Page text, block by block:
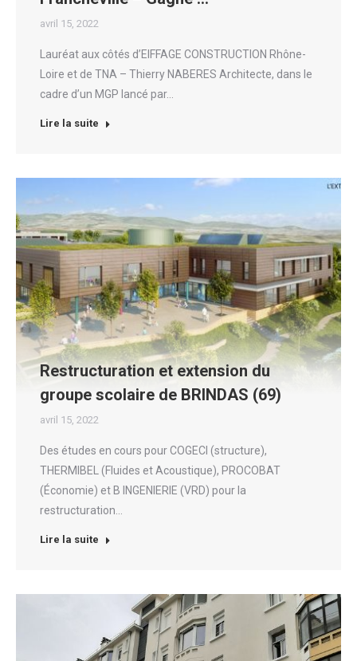
avril 15, 2022
Lauréat aux côtés d’EIFFAGE CONSTRUCTION Rhône-
Loire et de TNA – Thierry NABERES Architecte, dans le
cadre d’un MGP lancé par…
Lire la suite
Restructuration et extension du
groupe scolaire de BRINDAS (69)
avril 15, 2022
Des études en cours pour COGECI (structure),
THERMIBEL (Fluides et Acoustique), PROCOBAT
(Économie) et B INGENIERIE (VRD) pour la
restructuration…
Lire la suite